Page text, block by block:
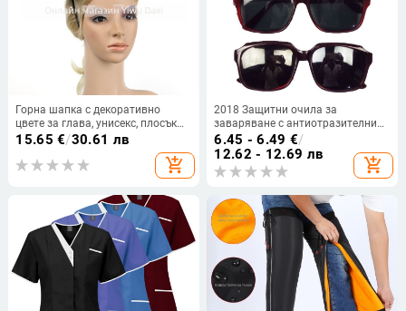
Горна шапка с декоративно
цвете за глава, унисекс, плосък
връх, къса козирка, пластмаса
15.65 €/30.61 лв
add_shopping_cart
2018 Защитни очила за
заваряване с антиотразителни
лещи: прозрачни, сиви и черни
6.45 - 6.49 €/
12.62 - 12.69 лв
add_shopping_cart